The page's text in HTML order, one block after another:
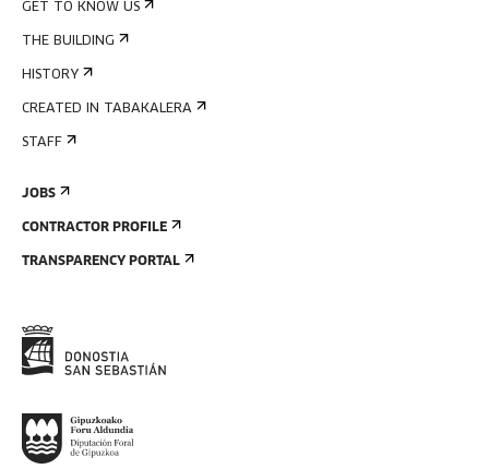
GET TO KNOW US
THE BUILDING
HISTORY
CREATED IN TABAKALERA
STAFF
JOBS
CONTRACTOR PROFILE
TRANSPARENCY PORTAL